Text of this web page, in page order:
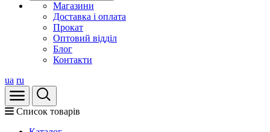
Магазини
Доставка і оплата
Прокат
Оптовий відділ
Блог
Контакти
ua ru
Список товарів